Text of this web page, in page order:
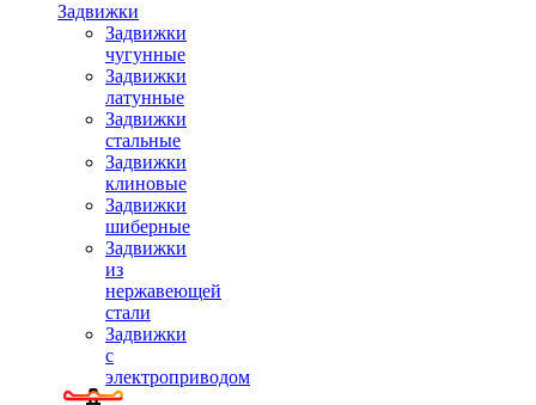
Задвижки
Задвижки
чугунные
Задвижки
латунные
Задвижки
стальные
Задвижки
клиновые
Задвижки
шиберные
Задвижки
из
нержавеющей
стали
Задвижки
с
электроприводом